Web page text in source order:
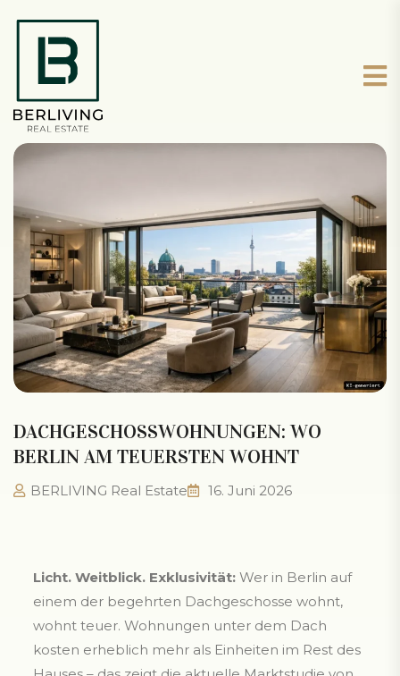
DACHGESCHOSSWOHNUNGEN: WO
BERLIN AM TEUERSTEN WOHNT
BERLIVING Real Estate 16. Juni 2026
Licht. Weitblick. Exklusivität: Wer in Berlin auf
einem der begehrten Dachgeschosse wohnt,
wohnt teuer. Wohnungen unter dem Dach
kosten erheblich mehr als Einheiten im Rest des